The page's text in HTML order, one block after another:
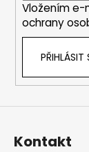
Vložením e-
ochrany
PŘIHLÁSIT
Kontakt